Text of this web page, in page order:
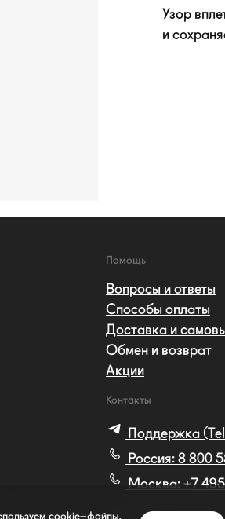
Узор
и
Помощь
Вопросы и ответы
Способы оплаты
Доставка и
Обмен и возврат
Акции
Контакты
Поддержка
Россия: 8 800
Москва: +7
cookie–файлы.